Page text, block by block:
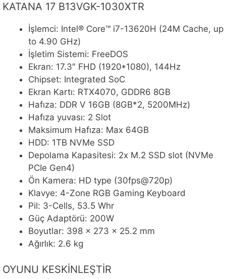
KATANA 17 B13VGK-1030XTR
İşlemci: Intel® Core™ i7-13620H (24M Cache, up
to 4.90 GHz)
İşletim Sistemi: FreeDOS
Ekran: 17.3″ FHD (1920*1080), 144Hz
Chipset: Integrated SoC
Ekran Kartı: RTX4070, GDDR6 8GB
Hafıza: DDR V 16GB (8GB*2, 5200MHz)
Hafıza yuvası: 2 Slot
Maksimum Hafıza: Max 64GB
HDD: 1TB NVMe SSD
Depolama Kapasitesi: 2x M.2 SSD slot (NVMe
PCIe Gen4)
Ön Kamera: HD type (30fps@720p)
Klavye: 4-Zone RGB Gaming Keyboard
Pil: 3-Cells, 53.5 Whr
Güç Adaptörü: 200W
Boyutlar: 398 x 273 x 25.2 mm
Ağırlık: 2.6 kg
OYUNU KESKİNLEŞTİR